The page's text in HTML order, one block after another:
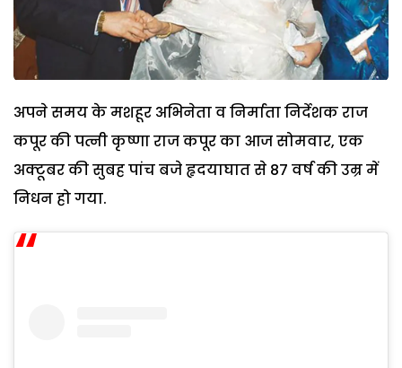
अपने समय के मशहूर अभिनेता व निर्माता निर्देशक राज
कपूर की पत्नी कृष्णा राज कपूर का आज सोमवार, एक
अक्टूबर की सुबह पांच बजे हृदयाघात से 87 वर्ष की उम्र में
निधन हो गया.